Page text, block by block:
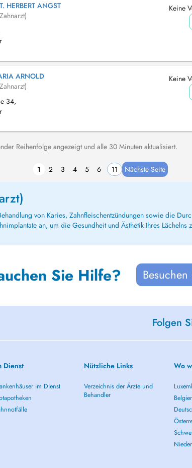
HERBERT ANGST
Keine
ARNOLD
34,
Keine
Reihenfolge angezeigt und alle 30 Minuten aktualisiert.
1 2 3 4 5 6 11 Nächste Seite
von Karies, Zahnfleischentzündungen sowie die
an, um die Gesundheit und Ästhetik Ihres Lächelns
Sie Hilfe?
Folgen
Dienst
im Dienst
Nützliche Links
Verzeichnis der Ärzte und
Behandler
Wo